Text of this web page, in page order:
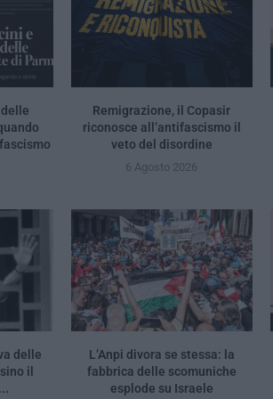
Remigrazione, il Copasir
riconosce all’antifascismo il
veto del disordine
6 Agosto 2026
delle
il
L’Anpi divora se stessa: la
fabbrica delle scomuniche
esplode su Israele